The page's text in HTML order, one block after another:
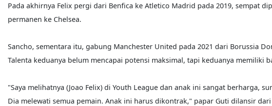
Pada akhirnya Felix pergi dari Benfica ke Atletico Madrid pada 2019, sempat
permanen ke Chelsea.
Sancho, sementara itu, gabung Manchester United pada 2021 dari Borussia
Talenta keduanya belum mencapai potensi maksimal, tapi keduanya memiliki
"Saya melihatnya (Joao Felix) di Youth League dan anak ini sangat berharga,
Dia melewati semua pemain. Anak ini harus dikontrak," papar Guti dilansir dari